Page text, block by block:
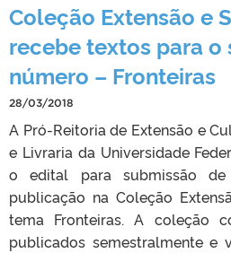
Coleção Extensão e
recebe textos para o
número – Fronteiras
28/03/2018
A Pró-Reitoria de Extensão e
e Livraria da Universidade
o edital para submissão
publicação na Coleção
tema Fronteiras. A coleção
publicados semestralmente e